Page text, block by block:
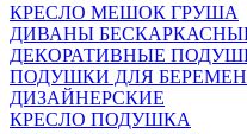
КРЕСЛО МЕШОК ГРУША
ДИВАНЫ
ДЕКОРАТИВНЫЕ
ПОДУШКИ ДЛЯ
ДИЗАЙНЕРСКИЕ
КРЕСЛО ПОДУШКА